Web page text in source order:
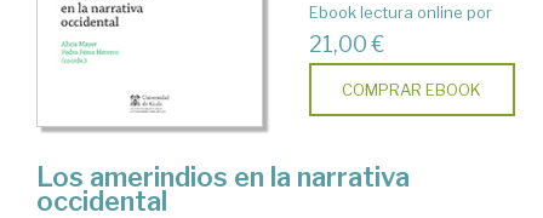
Ebook lectura online por
21,00 €
COMPRAR EBOOK
Los amerindios en la narrativa
occidental